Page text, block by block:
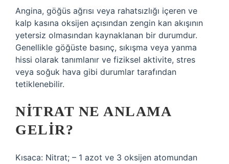
Angina, göğüs ağrısı veya rahatsızlığı içeren ve
kalp kasına oksijen açısından zengin kan akışının
yetersiz olmasından kaynaklanan bir durumdur.
Genellikle göğüste basınç, sıkışma veya yanma
hissi olarak tanımlanır ve fiziksel aktivite, stres
veya soğuk hava gibi durumlar tarafından
tetiklenebilir.
NITRAT NE ANLAMA
GELIR?
Kısaca: Nitrat; – 1 azot ve 3 oksijen atomundan